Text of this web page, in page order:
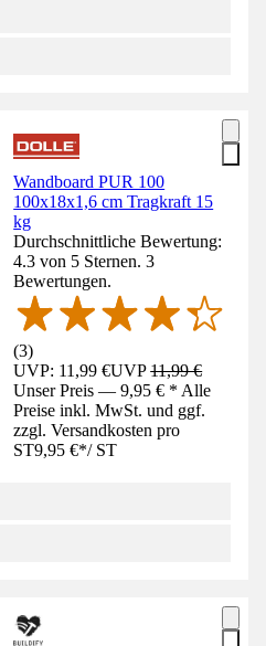
Wandboard PUR 100
100x18x1,6 cm Tragkraft 15
kg
Durchschnittliche Bewertung:
4.3 von 5 Sternen. 3
Bewertungen.
(3)
UVP: 11,99 €UVP11,99 €
Unser Preis — 9,95 € * Alle
Preise inkl. MwSt. und ggf.
zzgl. Versandkosten pro
ST9,95 €*/ ST